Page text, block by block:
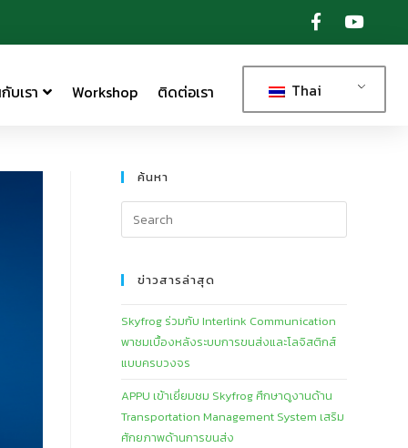
บเรา Workshop ติดต่อเรา Thai
ค้นหา
ข่าวสารล่าสุด
Skyfrog ร่วมกับ Interlink Communication
พาชมเบื้องหลังระบบการขนส่งและโลจิสติกส์
แบบครบวงจร
APPU เข้าเยี่ยมชม Skyfrog ศึกษาดูงานด้าน
Transportation Management System เสริม
ศักยภาพด้านการขนส่ง